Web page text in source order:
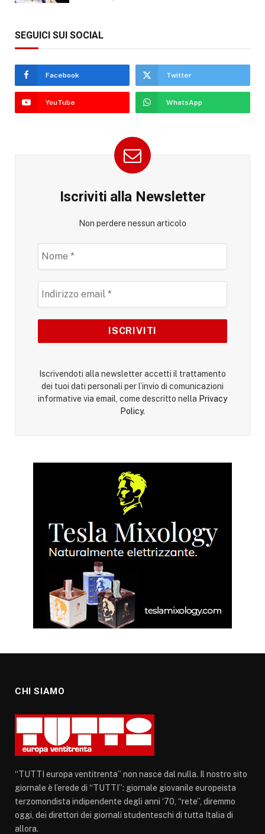
SEGUICI SUI SOCIAL
Facebook Twitter
YouTube WhatsApp
Iscriviti alla Newsletter
Non perdere nessun articolo
Iscrivendoti alla newsletter accetti il trattamento
dei tuoi dati personali per l’invio di comunicazioni
informative via email, come descritto nella Privacy
Policy.
CHI SIAMO
“TUTTI europa ventitrenta” non nasce dal nulla. Il nostro sito
giornale è l’erede di “TUTTI”: giornale giovanile europeista
terzomondista indipendente degli anni ‘70, “rete”, diremmo
oggi, dei direttori dei giornali studenteschi di tutta Italia di
allora.